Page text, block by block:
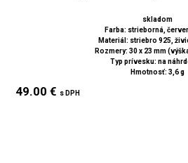
skladom
Farba: strieborná,
Materiál: striebro 925,
Rozmery: 30 x 23 mm
Typ prívesku: na
Hmotnosť: 3,6 g
49.00 € s DPH